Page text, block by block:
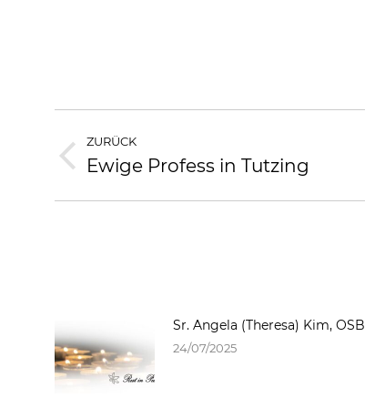
ZURÜCK
Ewige Profess in Tutzing
Sr. Angela (Theresa) Kim, OSB
24/07/2025